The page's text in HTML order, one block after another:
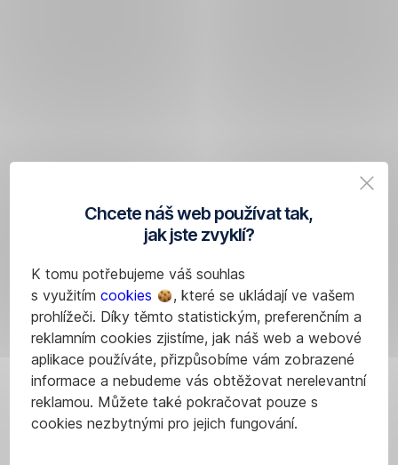
Chcete náš web používat tak,
jak jste zvyklí?
K tomu potřebujeme váš souhlas
s využitím cookies
, které se ukládají ve vašem
prohlížeči. Díky těmto statistickým, preferenčním a
reklamním cookies zjistíme, jak náš web a webové
aplikace používáte, přizpůsobíme vám zobrazené
informace a nebudeme vás obtěžovat nerelevantní
reklamou. Můžete také pokračovat pouze s
cookies nezbytnými pro jejich fungování.